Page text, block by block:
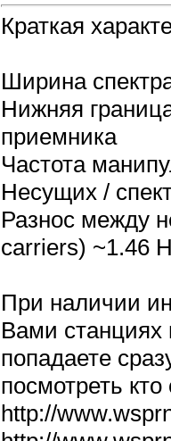
Краткая
Ширина
Нижняя
приемника
Частота
Несущих /
Разнос между
carriers) ~1.46
При наличии
Вами станциях
попадаете
посмотреть
http://